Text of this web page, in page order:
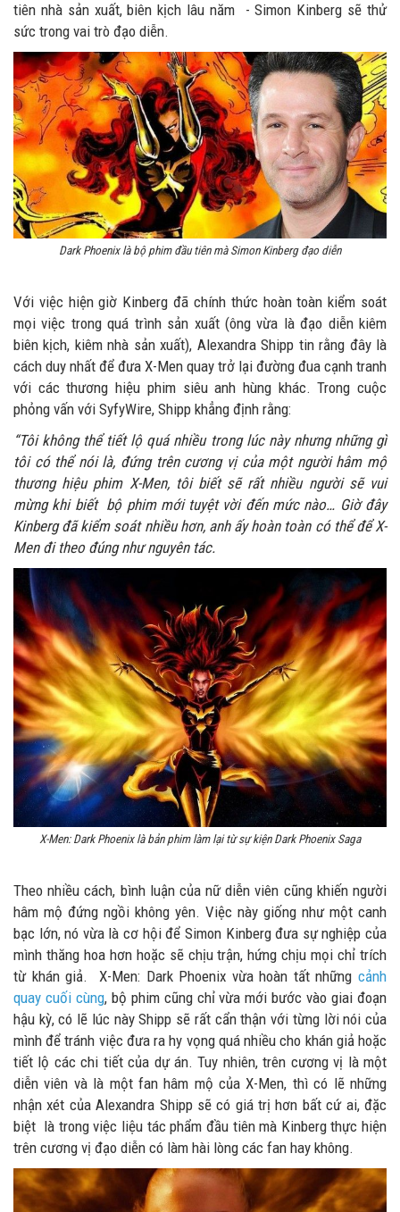
tiên nhà sản xuất, biên kịch lâu năm - Simon Kinberg sẽ thử
sức trong vai trò đạo diễn.
Dark Phoenix là bộ phim đầu tiên mà Simon Kinberg đạo diễn
Với việc hiện giờ Kinberg đã chính thức hoàn toàn kiểm soát
mọi việc trong quá trình sản xuất (ông vừa là đạo diễn kiêm
biên kịch, kiêm nhà sản xuất), Alexandra Shipp tin rằng đây là
cách duy nhất để đưa X-Men quay trở lại đường đua cạnh tranh
với các thương hiệu phim siêu anh hùng khác. Trong cuộc
phỏng vấn với SyfyWire, Shipp khẳng định rằng:
“Tôi không thể tiết lộ quá nhiều trong lúc này nhưng những gì
tôi có thể nói là, đứng trên cương vị của một người hâm mộ
thương hiệu phim X-Men, tôi biết sẽ rất nhiều người sẽ vui
mừng khi biết bộ phim mới tuyệt vời đến mức nào… Giờ đây
Kinberg đã kiểm soát nhiều hơn, anh ấy hoàn toàn có thể để X-
Men đi theo đúng như nguyên tác.
X-Men: Dark Phoenix là bản phim làm lại từ sự kiện Dark Phoenix Saga
Theo nhiều cách, bình luận của nữ diễn viên cũng khiến người
hâm mộ đứng ngồi không yên. Việc này giống như một canh
bạc lớn, nó vừa là cơ hội để Simon Kinberg đưa sự nghiệp của
mình thăng hoa hơn hoặc sẽ chịu trận, hứng chịu mọi chỉ trích
từ khán giả. X-Men: Dark Phoenix vừa hoàn tất những cảnh
quay cuối cùng, bộ phim cũng chỉ vừa mới bước vào giai đoạn
hậu kỳ, có lẽ lúc này Shipp sẽ rất cẩn thận với từng lời nói của
mình để tránh việc đưa ra hy vọng quá nhiều cho khán giả hoặc
tiết lộ các chi tiết của dự án. Tuy nhiên, trên cương vị là một
diễn viên và là một fan hâm mộ của X-Men, thì có lẽ những
nhận xét của Alexandra Shipp sẽ có giá trị hơn bất cứ ai, đặc
biệt là trong việc liệu tác phẩm đầu tiên mà Kinberg thực hiện
trên cương vị đạo diễn có làm hài lòng các fan hay không.